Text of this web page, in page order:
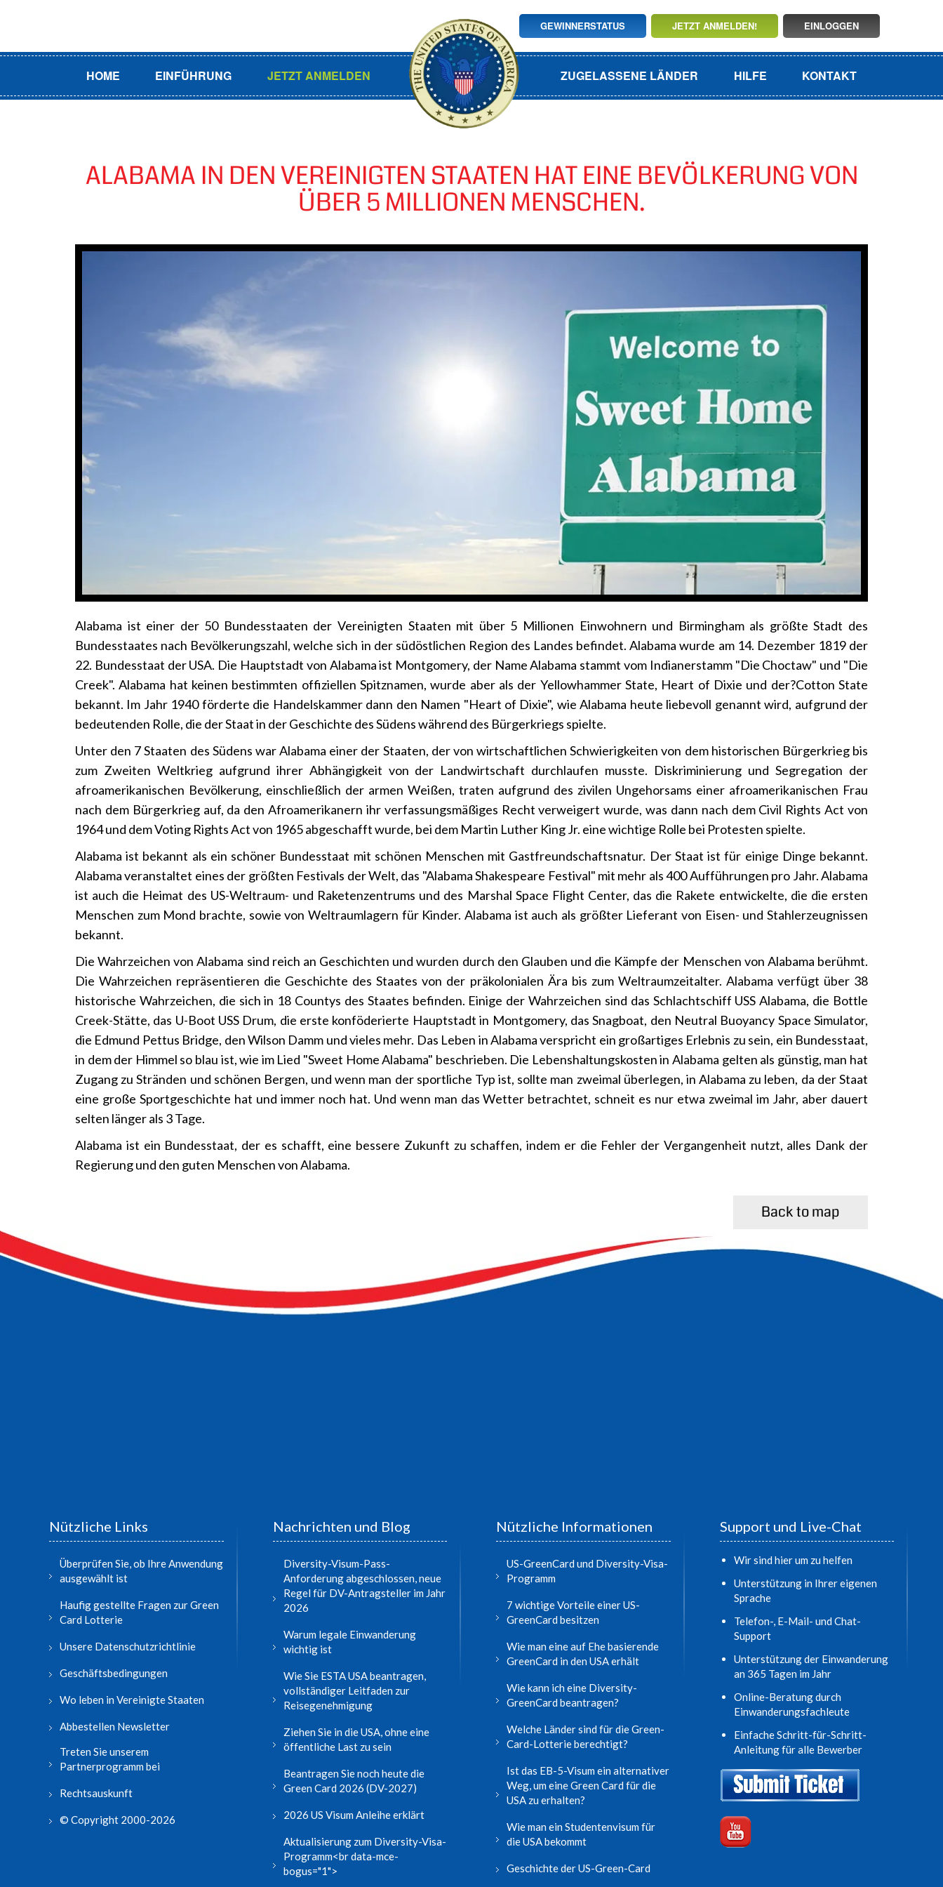
GEWINNERSTATUS JETZT ANMELDEN! EINLOGGEN
HOME EINFÜHRUNG JETZT ANMELDEN ZUGELASSENE LÄNDER HILFE KONTAKT
ALABAMA IN DEN VEREINIGTEN STAATEN HAT EINE BEVÖLKERUNG VON
ÜBER 5 MILLIONEN MENSCHEN.
Alabama ist einer der 50 Bundesstaaten der Vereinigten Staaten mit über 5 Millionen Einwohnern und Birmingham als größte Stadt des
Bundesstaates nach Bevölkerungszahl, welche sich in der südöstlichen Region des Landes befindet. Alabama wurde am 14. Dezember 1819 der
22. Bundesstaat der USA. Die Hauptstadt von Alabama ist Montgomery, der Name Alabama stammt vom Indianerstamm "Die Choctaw" und "Die
Creek". Alabama hat keinen bestimmten offiziellen Spitznamen, wurde aber als der Yellowhammer State, Heart of Dixie und der?Cotton State
bekannt. Im Jahr 1940 förderte die Handelskammer dann den Namen "Heart of Dixie", wie Alabama heute liebevoll genannt wird, aufgrund der
bedeutenden Rolle, die der Staat in der Geschichte des Südens während des Bürgerkriegs spielte.
Unter den 7 Staaten des Südens war Alabama einer der Staaten, der von wirtschaftlichen Schwierigkeiten von dem historischen Bürgerkrieg bis
zum Zweiten Weltkrieg aufgrund ihrer Abhängigkeit von der Landwirtschaft durchlaufen musste. Diskriminierung und Segregation der
afroamerikanischen Bevölkerung, einschließlich der armen Weißen, traten aufgrund des zivilen Ungehorsams einer afroamerikanischen Frau
nach dem Bürgerkrieg auf, da den Afroamerikanern ihr verfassungsmäßiges Recht verweigert wurde, was dann nach dem Civil Rights Act von
1964 und dem Voting Rights Act von 1965 abgeschafft wurde, bei dem Martin Luther King Jr. eine wichtige Rolle bei Protesten spielte.
Alabama ist bekannt als ein schöner Bundesstaat mit schönen Menschen mit Gastfreundschaftsnatur. Der Staat ist für einige Dinge bekannt.
Alabama veranstaltet eines der größten Festivals der Welt, das "Alabama Shakespeare Festival" mit mehr als 400 Aufführungen pro Jahr. Alabama
ist auch die Heimat des US-Weltraum- und Raketenzentrums und des Marshal Space Flight Center, das die Rakete entwickelte, die die ersten
Menschen zum Mond brachte, sowie von Weltraumlagern für Kinder. Alabama ist auch als größter Lieferant von Eisen- und Stahlerzeugnissen
bekannt.
Die Wahrzeichen von Alabama sind reich an Geschichten und wurden durch den Glauben und die Kämpfe der Menschen von Alabama berühmt.
Die Wahrzeichen repräsentieren die Geschichte des Staates von der präkolonialen Ära bis zum Weltraumzeitalter. Alabama verfügt über 38
historische Wahrzeichen, die sich in 18 Countys des Staates befinden. Einige der Wahrzeichen sind das Schlachtschiff USS Alabama, die Bottle
Creek-Stätte, das U-Boot USS Drum, die erste konföderierte Hauptstadt in Montgomery, das Snagboat, den Neutral Buoyancy Space Simulator,
die Edmund Pettus Bridge, den Wilson Damm und vieles mehr. Das Leben in Alabama verspricht ein großartiges Erlebnis zu sein, ein Bundesstaat,
in dem der Himmel so blau ist, wie im Lied "Sweet Home Alabama" beschrieben. Die Lebenshaltungskosten in Alabama gelten als günstig, man hat
Zugang zu Stränden und schönen Bergen, und wenn man der sportliche Typ ist, sollte man zweimal überlegen, in Alabama zu leben, da der Staat
eine große Sportgeschichte hat und immer noch hat. Und wenn man das Wetter betrachtet, schneit es nur etwa zweimal im Jahr, aber dauert
selten länger als 3 Tage.
Alabama ist ein Bundesstaat, der es schafft, eine bessere Zukunft zu schaffen, indem er die Fehler der Vergangenheit nutzt, alles Dank der
Regierung und den guten Menschen von Alabama.
Back to map
Nützliche Links
Überprüfen Sie, ob Ihre Anwendung
ausgewählt ist
Haufig gestellte Fragen zur Green
Card Lotterie
Unsere Datenschutzrichtlinie
Geschäftsbedingungen
Wo leben in Vereinigte Staaten
Abbestellen Newsletter
Treten Sie unserem
Partnerprogramm bei
Rechtsauskunft
© Copyright 2000-2026
Nachrichten und Blog
Diversity-Visum-Pass-
Anforderung abgeschlossen, neue
Regel für DV-Antragsteller im Jahr
2026
Warum legale Einwanderung
wichtig ist
Wie Sie ESTA USA beantragen,
vollständiger Leitfaden zur
Reisegenehmigung
Ziehen Sie in die USA, ohne eine
öffentliche Last zu sein
Beantragen Sie noch heute die
Green Card 2026 (DV-2027)
2026 US Visum Anleihe erklärt
Aktualisierung zum Diversity-Visa-
Programm<br data-mce-
bogus="1">
Nützliche Informationen
US-GreenCard und Diversity-Visa-
Programm
7 wichtige Vorteile einer US-
GreenCard besitzen
Wie man eine auf Ehe basierende
GreenCard in den USA erhält
Wie kann ich eine Diversity-
GreenCard beantragen?
Welche Länder sind für die Green-
Card-Lotterie berechtigt?
Ist das EB-5-Visum ein alternativer
Weg, um eine Green Card für die
USA zu erhalten?
Wie man ein Studentenvisum für
die USA bekommt
Geschichte der US-Green-Card
Support und Live-Chat
Wir sind hier um zu helfen
Unterstützung in Ihrer eigenen
Sprache
Telefon-, E-Mail- und Chat-
Support
Unterstützung der Einwanderung
an 365 Tagen im Jahr
Online-Beratung durch
Einwanderungsfachleute
Einfache Schritt-für-Schritt-
Anleitung für alle Bewerber